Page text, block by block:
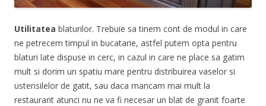
Utilitatea blaturilor. Trebuie sa tinem cont de modul in care
ne petrecem timpul in bucatarie, astfel putem opta pentru
blaturi late dispuse in cerc, in cazul in care ne place sa gatim
mult si dorim un spatiu mare pentru distribuirea vaselor si
ustensilelor de gatit, sau daca mancam mai mult la
restaurant atunci nu ne va fi necesar un blat de granit foarte